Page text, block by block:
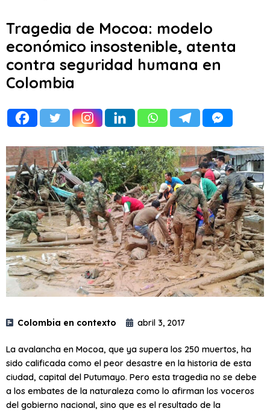
Tragedia de Mocoa: modelo
económico insostenible, atenta
contra seguridad humana en
Colombia
Colombia en contexto abril 3, 2017
La avalancha en Mocoa, que ya supera los 250 muertos, ha
sido calificada como el peor desastre en la historia de esta
ciudad, capital del Putumayo. Pero esta tragedia no se debe
a los embates de la naturaleza como lo afirman los voceros
del gobierno nacional, sino que es el resultado de la